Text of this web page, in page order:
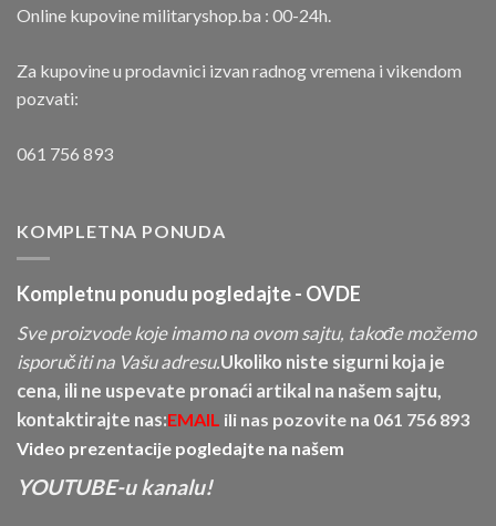
Online kupovine militaryshop.ba : 00-24h.
Za kupovine u prodavnici izvan radnog vremena i vikendom
pozvati:
061 756 893
KOMPLETNA PONUDA
Kompletnu ponudu pogledajte - OVDE
Sve proizvode koje imamo na ovom sajtu, takođe možemo
isporučiti na Vašu adresu.Ukoliko niste sigurni koja je
cena, ili ne uspevate pronaći artikal na našem sajtu,
kontaktirajte nas:EMAIL ili nas pozovite na 061 756 893
Video prezentacije pogledajte na našem
YOUTUBE-u kanalu!